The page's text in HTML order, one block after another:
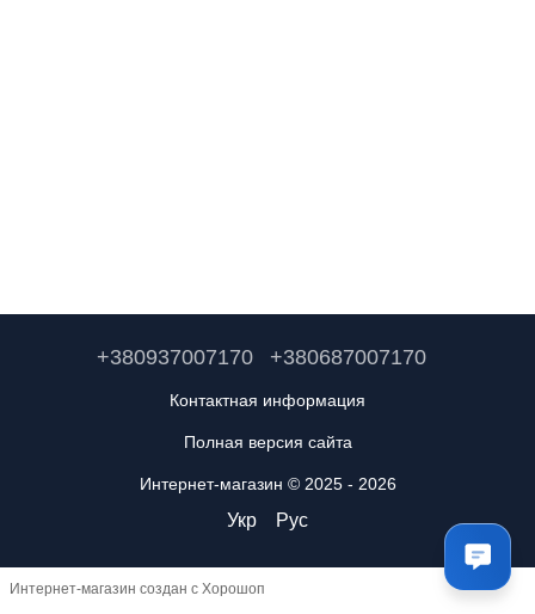
+380937007170 +380687007170
Контактная информация
Полная версия сайта
Интернет-магазин © 2025 - 2026
Укр Рус
Интернет-магазин создан с Хорошоп